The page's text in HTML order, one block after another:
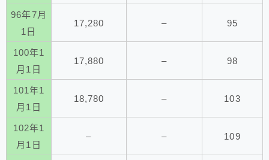
96年7月
1日
17,280 – 95
100年1
月1日
17,880 – 98
101年1
月1日
18,780 – 103
102年1
月1日
– – 109